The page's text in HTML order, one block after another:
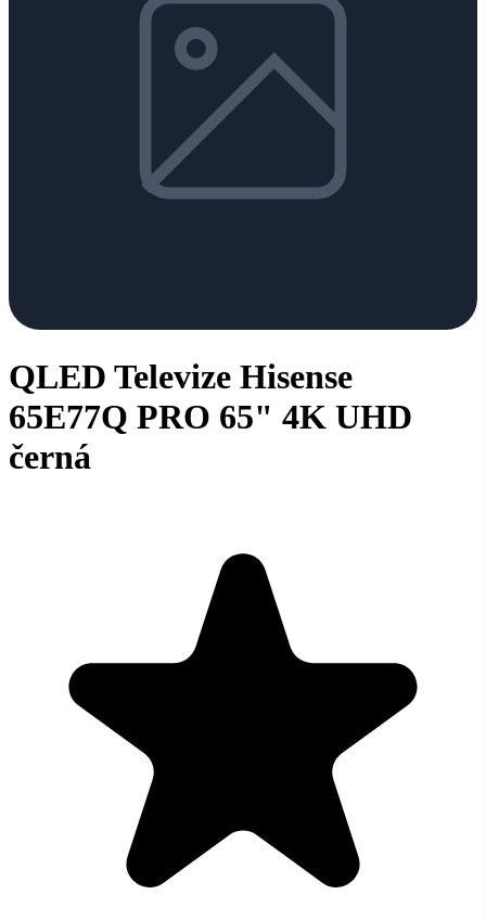
QLED Televize Hisense
65E77Q PRO 65" 4K UHD
černá